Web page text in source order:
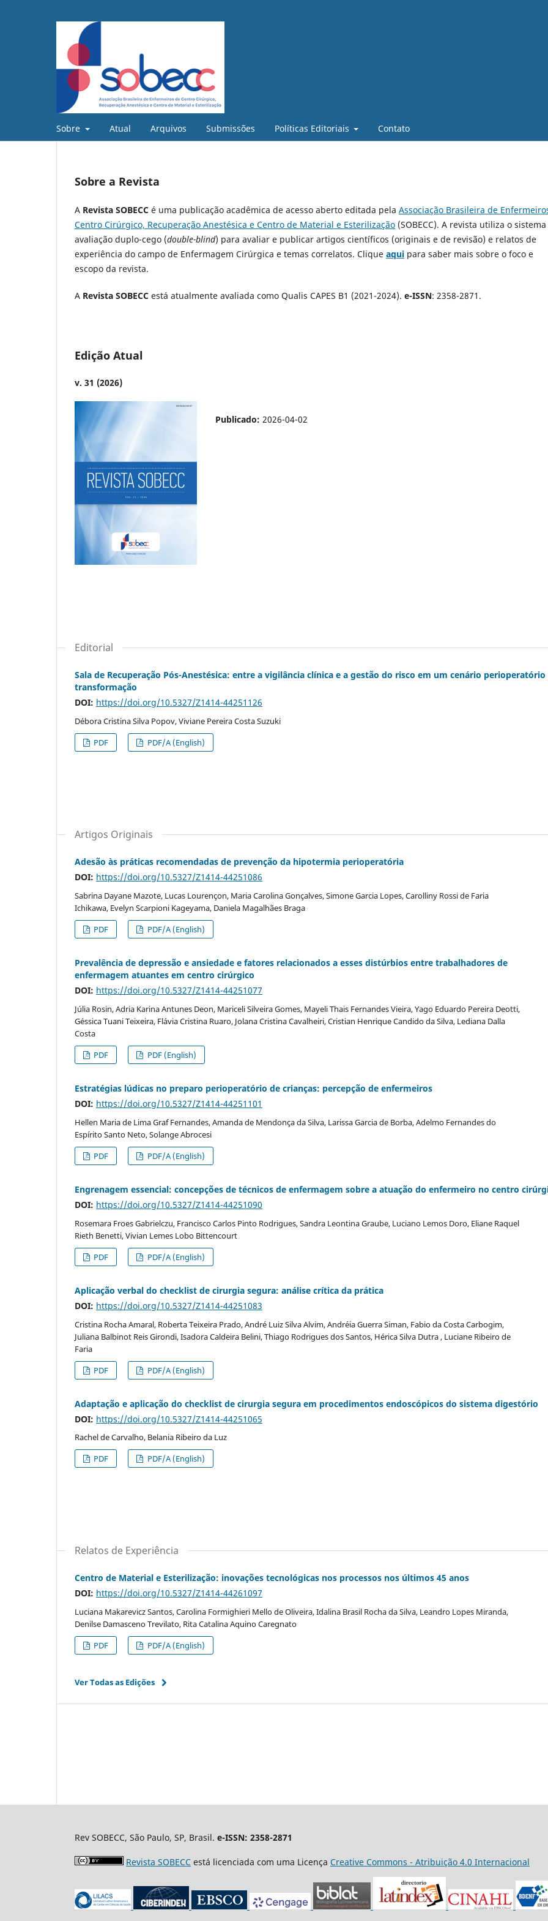
Sobre Atual Arquivos Submissões Políticas Editoriais Contato
Sobre a Revista
A Revista SOBECC é uma publicação acadêmica de acesso aberto editada pela Associação Brasileira de
Centro Cirúrgico, Recuperação Anestésica e Centro de Material e Esterilização (SOBECC). A revista utiliza o
avaliação duplo-cego (double-blind) para avaliar e publicar artigos científicos (originais e de revisão) e relatos de
experiência do campo de Enfermagem Cirúrgica e temas correlatos. Clique aqui para saber mais sobre o foco e
escopo da revista.
A Revista SOBECC está atualmente avaliada como Qualis CAPES B1 (2021-2024). e-ISSN: 2358-2871.
Edição Atual
v. 31 (2026)
Publicado: 2026-04-02
Editorial
Sala de Recuperação Pós-Anestésica: entre a vigilância clínica e a gestão do risco em um cenário perioperatório
transformação
DOI: https://doi.org/10.5327/Z1414-44251126
Débora Cristina Silva Popov, Viviane Pereira Costa Suzuki
PDF
PDF/A (English)
Artigos Originais
Adesão às práticas recomendadas de prevenção da hipotermia perioperatória
DOI: https://doi.org/10.5327/Z1414-44251086
Sabrina Dayane Mazote, Lucas Lourençon, Maria Carolina Gonçalves, Simone Garcia Lopes, Carolliny Rossi de Faria
Ichikawa, Evelyn Scarpioni Kageyama, Daniela Magalhães Braga
PDF
PDF/A (English)
Prevalência de depressão e ansiedade e fatores relacionados a esses distúrbios entre trabalhadores de
enfermagem atuantes em centro cirúrgico
DOI: https://doi.org/10.5327/Z1414-44251077
Júlia Rosin, Adria Karina Antunes Deon, Mariceli Silveira Gomes, Mayeli Thais Fernandes Vieira, Yago Eduardo Pereira Deotti,
Géssica Tuani Teixeira, Flávia Cristina Ruaro, Jolana Cristina Cavalheiri, Cristian Henrique Candido da Silva, Lediana Dalla
Costa
PDF
PDF (English)
Estratégias lúdicas no preparo perioperatório de crianças: percepção de enfermeiros
DOI: https://doi.org/10.5327/Z1414-44251101
Hellen Maria de Lima Graf Fernandes, Amanda de Mendonça da Silva, Larissa Garcia de Borba, Adelmo Fernandes do
Espírito Santo Neto, Solange Abrocesi
PDF
PDF/A (English)
Engrenagem essencial: concepções de técnicos de enfermagem sobre a atuação do enfermeiro no centro
DOI: https://doi.org/10.5327/Z1414-44251090
Rosemara Froes Gabrielczu, Francisco Carlos Pinto Rodrigues, Sandra Leontina Graube, Luciano Lemos Doro, Eliane Raquel
Rieth Benetti, Vivian Lemes Lobo Bittencourt
PDF
PDF/A (English)
Aplicação verbal do checklist de cirurgia segura: análise crítica da prática
DOI: https://doi.org/10.5327/Z1414-44251083
Cristina Rocha Amaral, Roberta Teixeira Prado, André Luiz Silva Alvim, Andréia Guerra Siman, Fabio da Costa Carbogim,
Juliana Balbinot Reis Girondi, Isadora Caldeira Belini, Thiago Rodrigues dos Santos, Hérica Silva Dutra , Luciane Ribeiro de
Faria
PDF
PDF/A (English)
Adaptação e aplicação do checklist de cirurgia segura em procedimentos endoscópicos do sistema digestório
DOI: https://doi.org/10.5327/Z1414-44251065
Rachel de Carvalho, Belania Ribeiro da Luz
PDF
PDF/A (English)
Relatos de Experiência
Centro de Material e Esterilização: inovações tecnológicas nos processos nos últimos 45 anos
DOI: https://doi.org/10.5327/Z1414-44261097
Luciana Makarevicz Santos, Carolina Formighieri Mello de Oliveira, Idalina Brasil Rocha da Silva, Leandro Lopes Miranda,
Denilse Damasceno Trevilato, Rita Catalina Aquino Caregnato
PDF
PDF/A (English)
Ver Todas as Edições
Rev SOBECC, São Paulo, SP, Brasil. e-ISSN: 2358-2871
Revista SOBECC está licenciada com uma Licença Creative Commons - Atribuição 4.0 Internacional